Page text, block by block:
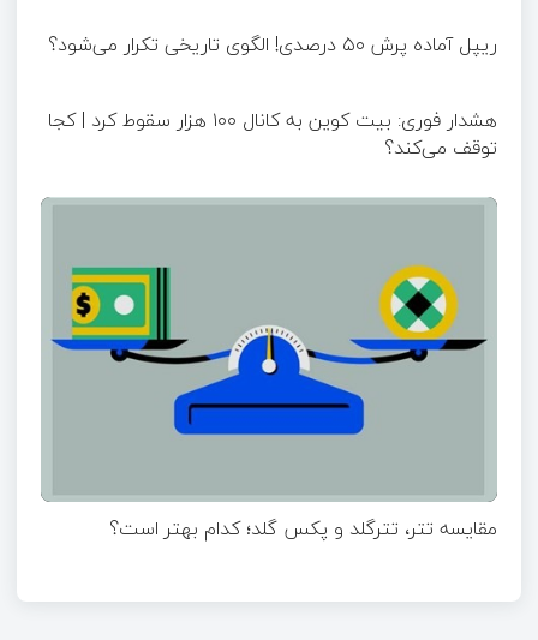
ریپل آماده پرش ۵۰ درصدی! الگوی تاریخی تکرار می‌شود؟
هشدار فوری: بیت کوین به کانال ۱۰۰ هزار سقوط کرد | کجا
توقف می‌کند؟
مقایسه تتر، تترگلد و پکس گلد؛ کدام بهتر است؟